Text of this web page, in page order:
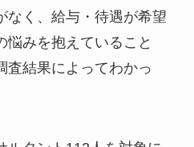
なく、給与・待遇が希望
悩みを抱えていること
査結果によってわかっ